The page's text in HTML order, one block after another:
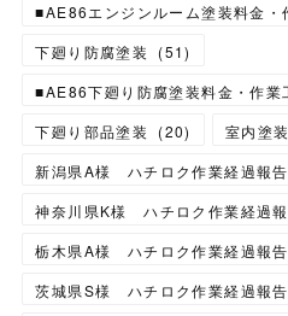
■AE86エンジンルーム塗装料金・
下廻り防腐塗装
(51)
■AE86下廻り防腐塗装料金・作業
下廻り部品塗装
(20) 室内塗装
新潟県A様 ハチロク作業経過報告
神奈川県K様 ハチロク作業経過
栃木県A様 ハチロク作業経過報告
茨城県S様 ハチロク作業経過報告